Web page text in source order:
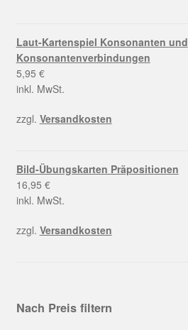
Laut-Kartenspiel Konsonanten und
Konsonantenverbindungen
5,95 €
inkl. MwSt.
zzgl. Versandkosten
Bild-Übungskarten Präpositionen
16,95 €
inkl. MwSt.
zzgl. Versandkosten
Nach Preis filtern